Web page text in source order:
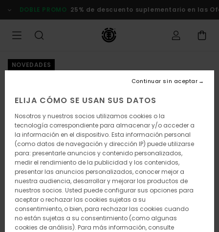
la
DOBLE PROMO 25% de descuento suplementario en las
NOVEDADES
ELIJA CÓMO SE USAN SUS DATOS
Nosotros y nuestros socios utilizamos cookies o la
tecnología correspondiente para almacenar y/o acceder a
la información en el dispositivo. Esta información personal
(como datos de navegación y dirección IP) puede utilizarse
para: presentarle anuncios y contenido personalizados,
medir el rendimiento de la publicidad y los contenidos,
presentar las anuncios personalizados, conocer mejor a
nuestra audiencia, desarrollar y mejorar los productos de
nuestros socios. Usted puede configurar sus opciones para
aceptar o rechazar las cookies sujetas a su
consentimiento, o bien, para rechazar las cookies cuando
no están sujetas a su consentimiento (como algunas
cookies de análisis). Para más información, consulte
Continuar sin aceptar